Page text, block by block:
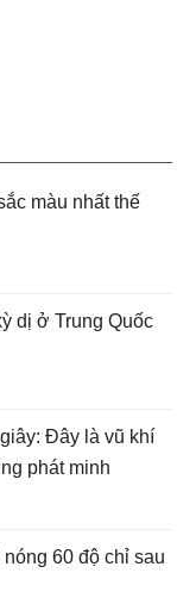
màu nhất thế
dị ở Trung Quốc
Đây là vũ khí
phát minh
60 độ chỉ sau